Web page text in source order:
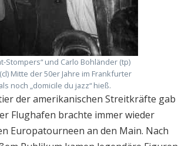
Stompers“ und Carlo Bohländer (tp)
Mitte der 50er Jahre im Frankfurter
noch „domicile du jazz“ hieß.
der amerikanischen Streitkräfte gab
Flughafen brachte immer wieder
Europatourneen an den Main. Nach